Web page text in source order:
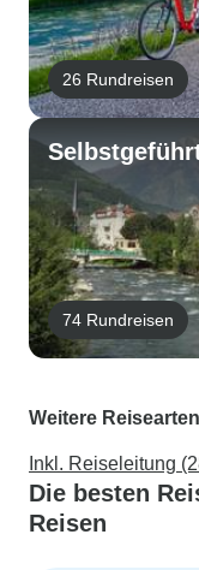
26 Rundreisen
74 Rundreisen
Weitere
Inkl. Reiseleitung
Die besten
Reisen